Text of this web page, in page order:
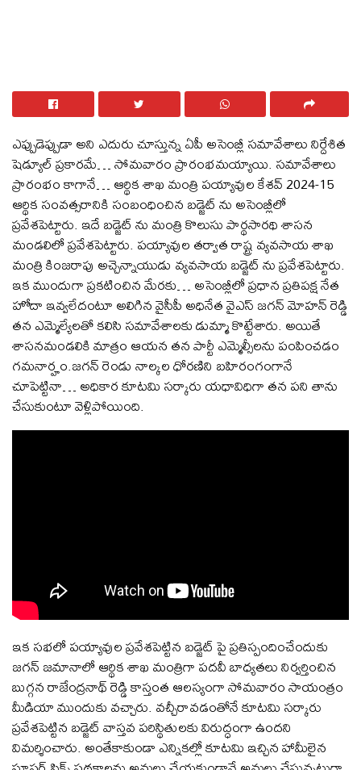
ఎప్పుడెప్పుడా అని ఎదురు చూస్తున్న ఏపీ అసెంబ్లీ సమావేశాలు నిర్దేశిత
షెడ్యూల్ ప్రకారమే… సోమవారం ప్రారంభమయ్యాయి. సమావేశాలు
ప్రారంభం కాగానే… ఆర్థిక శాఖ మంత్రి పయ్యావుల కేశవ్ 2024-15
ఆర్థిక సంవత్సరానికి సంబంధించిన బడ్జెట్ ను అసెంబ్లీలో
ప్రవేశపెట్టారు. ఇదే బడ్జెట్ ను మంత్రి కొలుసు పార్థసారథి శాసన
మండలిలో ప్రవేశపెట్టారు. పయ్యావుల తర్వాత రాష్ట్ర వ్యవసాయ శాఖ
మంత్రి కింజరాపు అచ్చెన్నాయుడు వ్యవసాయ బడ్జెట్ ను ప్రవేశపెట్టారు.
ఇక ముందుగా ప్రకటించిన మేరకు… అసెంబ్లీలో ప్రధాన ప్రతిపక్ష నేత
హోదా ఇవ్వలేదంటూ అలిగిన వైసీపీ అధినేత వైఎస్ జగన్ మోహన్ రెడ్డి
తన ఎమ్మెల్యేలతో కలిసి సమావేశాలకు డుమ్మా కొట్టేశారు. అయితే
శాసనమండలికి మాత్రం ఆయన తన పార్టీ ఎమ్మెల్సీలను పంపించడం
గమనార్హం.జగన్ రెండు నాల్కల ధోరణిని బహిరంగంగానే
చూపెట్టినా… అధికార కూటమి సర్కారు యధావిధిగా తన పని తాను
చేసుకుంటూ వెళ్లిపోయింది.
ఇక సభలో పయ్యావుల ప్రవేశపెట్టిన బడ్జెట్ పై ప్రతిస్పందించేందుకు
జగన్ జమానాలో ఆర్థిక శాఖ మంత్రిగా పదవీ బాధ్యతలు నిర్వర్తించిన
బుగ్గన రాజేంద్రనాథ్ రెడ్డి కాస్తంత ఆలస్యంగా సోమవారం సాయంత్రం
మీడియా ముందుకు వచ్చారు. వచ్చీరావడంతోనే కూటమి సర్కారు
ప్రవేశపెట్టిన బడ్జెట్ వాస్తవ పరిస్థితులకు విరుద్ధంగా ఉందని
విమర్శించారు. అంతేకాకుండా ఎన్నికల్లో కూటమి ఇచ్చిన హామీలైన